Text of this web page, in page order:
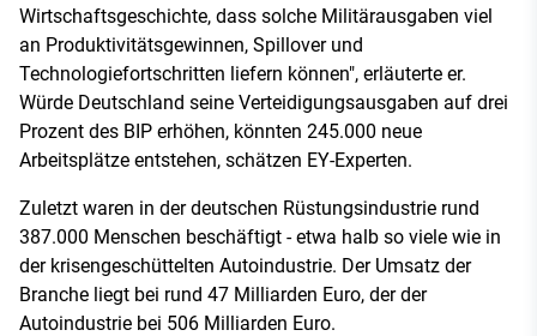
Wirtschaftsgeschichte, dass solche Militärausgaben viel
an Produktivitätsgewinnen, Spillover und
Technologiefortschritten liefern können", erläuterte er.
Würde Deutschland seine Verteidigungsausgaben auf drei
Prozent des BIP erhöhen, könnten 245.000 neue
Arbeitsplätze entstehen, schätzen EY-Experten.
Zuletzt waren in der deutschen Rüstungsindustrie rund
387.000 Menschen beschäftigt - etwa halb so viele wie in
der krisengeschüttelten Autoindustrie. Der Umsatz der
Branche liegt bei rund 47 Milliarden Euro, der der
Autoindustrie bei 506 Milliarden Euro.